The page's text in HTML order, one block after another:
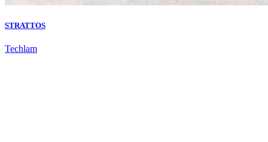
STRATTOS
Techlam